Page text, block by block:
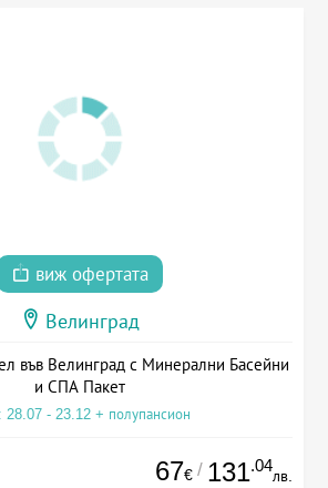
виж офертата
Велинград
във Велинград с Минерални Басейни
и СПА Пакет
28.07 - 23.12 + полупансион
67€ / 131.04
лв.